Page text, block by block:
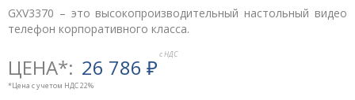
GXV3370 – это высокопроизводительный настольный видео
телефон корпоративного класса.
ЦЕНА*: 26 786 ₽
*Цена с учетом НДС 22%